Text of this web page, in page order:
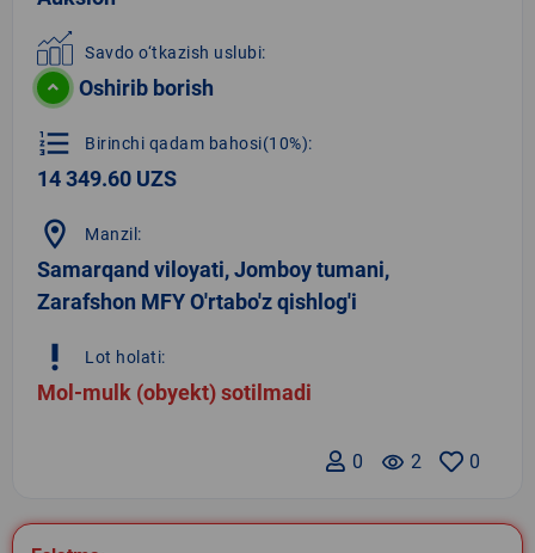
Savdo o‘tkazish uslubi:
Oshirib borish
format_list_numbered Birinchi qadam bahosi(10%):
14 349.60 UZS
location_on Manzil:
Samarqand viloyati, Jomboy tumani,
Zarafshon MFY O'rtabo'z qishlog'i
priority_high Lot holati:
Mol-mulk (obyekt) sotilmadi
0
remove_red_eye 2
0